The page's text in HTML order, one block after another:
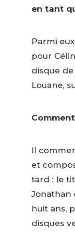
en tant
Parmi
pour
disque
Louane,
Il
et
tard : le
Jonathan
huit ans,
disques